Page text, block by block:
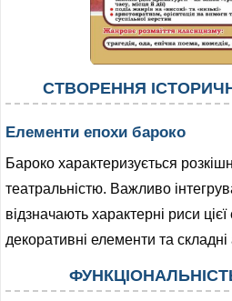
СТВОРЕННЯ
Елементи епохи бароко
Бароко характеризується
театральністю. Важливо
відзначають характерні риси цієї
декоративні елементи та